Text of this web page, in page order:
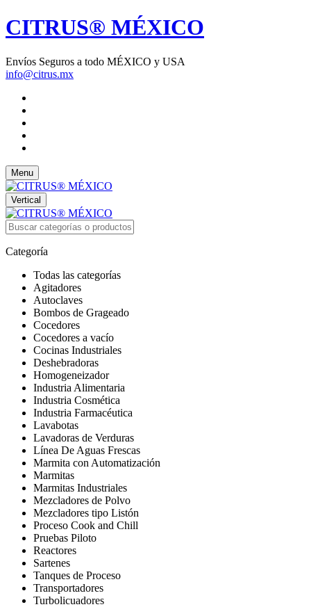
CITRUS® MÉXICO
Envíos Seguros a todo MÉXICO y USA
info@citrus.mx
Menu
Vertical
Categoría
Todas las categorías
Agitadores
Autoclaves
Bombos de Grageado
Cocedores
Cocedores a vacío
Cocinas Industriales
Deshebradoras
Homogeneizador
Industria Alimentaria
Industria Cosmética
Industria Farmacéutica
Lavabotas
Lavadoras de Verduras
Línea De Aguas Frescas
Marmita con Automatización
Marmitas
Marmitas Industriales
Mezcladores de Polvo
Mezcladores tipo Listón
Proceso Cook and Chill
Pruebas Piloto
Reactores
Sartenes
Tanques de Proceso
Transportadores
Turbolicuadores